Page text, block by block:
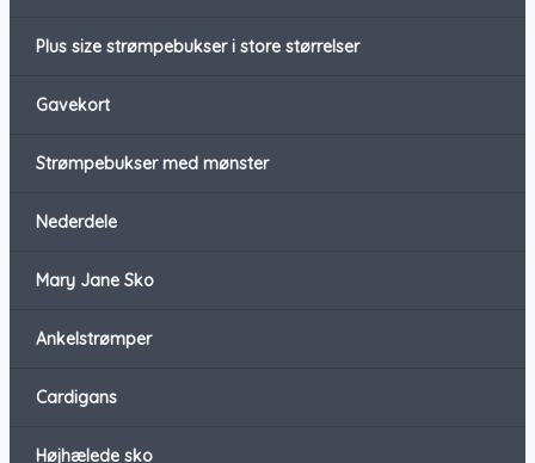
Plus size strømpebukser i store størrelser
Gavekort
Strømpebukser med mønster
Nederdele
Mary Jane Sko
Ankelstrømper
Cardigans
Højhælede sko